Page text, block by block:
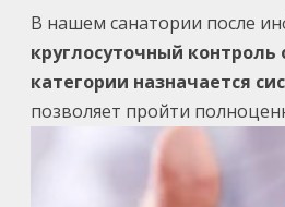
В нашем санатории после
круглосуточный
категории назначается
позволяет пройти